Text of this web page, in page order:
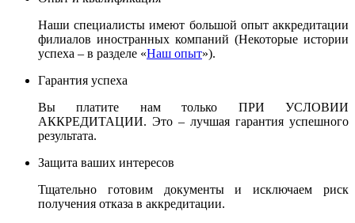
Наши специалисты имеют большой опыт аккредитации
филиалов иностранных компаний (Некоторые истории
успеха – в разделе «Наш опыт»).
Гарантия успеха
Вы платите нам только ПРИ УСЛОВИИ
АККРЕДИТАЦИИ. Это – лучшая гарантия успешного
результата.
Защита ваших интересов
Тщательно готовим документы и исключаем риск
получения отказа в аккредитации.